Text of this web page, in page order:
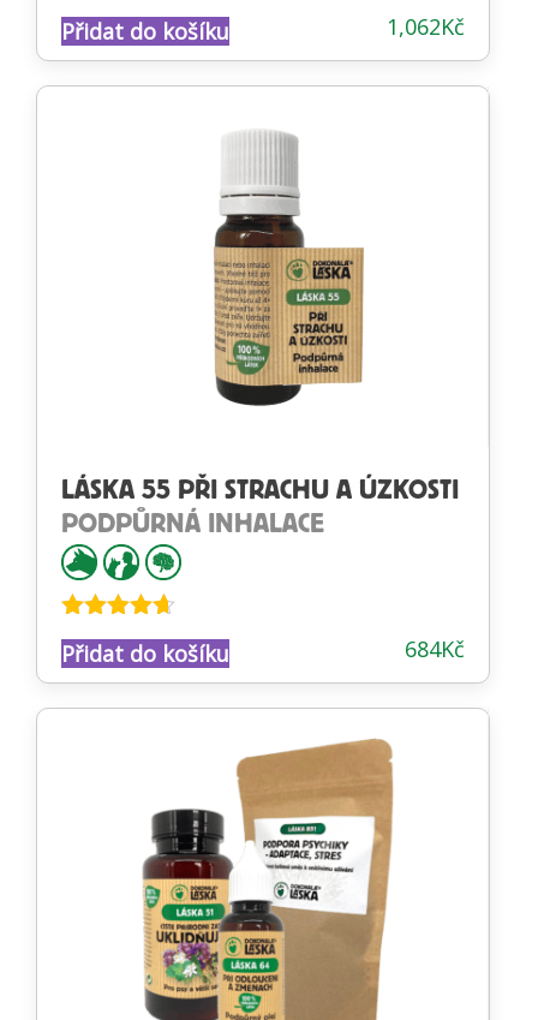
Hodnocení
4.78z 5 1,062Kč
Přidat do košíku
LÁSKA 55 PŘI STRACHU A ÚZKOSTI
PODPŮRNÁ INHALACE
Hodnocení
4.56z 5 684Kč
Přidat do košíku